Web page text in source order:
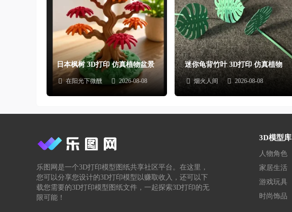
日本枫树 3D打印 仿真植物盆景
在阳光下微醺 2026-08-08
迷你龟背竹叶 3D打印 仿真植物
烟火人间 2026-08-08
乐图网是一个3D打印模型图纸共享社区平台。在这里，
您可以分享您设计的3D打印模型以赚取收入，还可以下
载您需要的3D打印模型图纸文件，一起探索3D打印的无
限可能！
3D模型库
人物角色
家居生活
游戏玩具
时尚饰品